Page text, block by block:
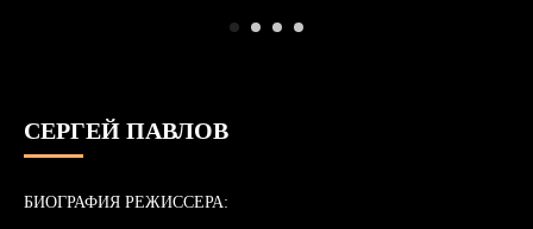
СЕРГЕЙ ПАВЛОВ
БИОГРАФИЯ РЕЖИССЕРА: